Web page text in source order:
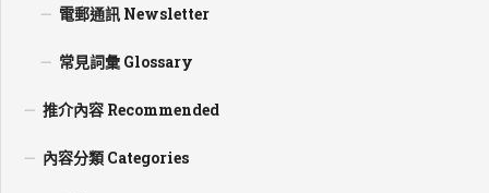
電郵通訊 Newsletter
常見詞彙 Glossary
推介內容 Recommended
內容分類 Categories